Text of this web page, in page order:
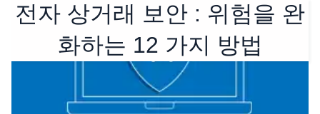
전자 상거래 보안 : 위험을 완
화하는 12 가지 방법